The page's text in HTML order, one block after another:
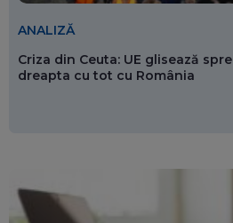
ANALIZĂ
Criza din Ceuta: UE glisează spre
dreapta cu tot cu România